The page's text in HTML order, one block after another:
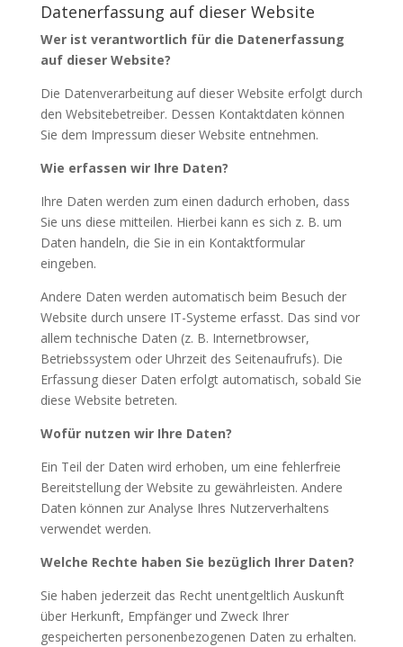
Datenerfassung auf dieser Website
Wer ist verantwortlich für die Datenerfassung
auf dieser Website?
Die Datenverarbeitung auf dieser Website erfolgt durch
den Websitebetreiber. Dessen Kontaktdaten können
Sie dem Impressum dieser Website entnehmen.
Wie erfassen wir Ihre Daten?
Ihre Daten werden zum einen dadurch erhoben, dass
Sie uns diese mitteilen. Hierbei kann es sich z. B. um
Daten handeln, die Sie in ein Kontaktformular
eingeben.
Andere Daten werden automatisch beim Besuch der
Website durch unsere IT-Systeme erfasst. Das sind vor
allem technische Daten (z. B. Internetbrowser,
Betriebssystem oder Uhrzeit des Seitenaufrufs). Die
Erfassung dieser Daten erfolgt automatisch, sobald Sie
diese Website betreten.
Wofür nutzen wir Ihre Daten?
Ein Teil der Daten wird erhoben, um eine fehlerfreie
Bereitstellung der Website zu gewährleisten. Andere
Daten können zur Analyse Ihres Nutzerverhaltens
verwendet werden.
Welche Rechte haben Sie bezüglich Ihrer Daten?
Sie haben jederzeit das Recht unentgeltlich Auskunft
über Herkunft, Empfänger und Zweck Ihrer
gespeicherten personenbezogenen Daten zu erhalten.